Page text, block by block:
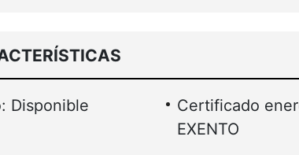
Disponible
Certificado
EXENTO